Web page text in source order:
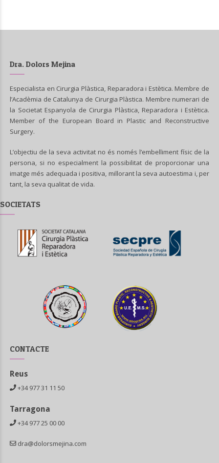
Dra. Dolors Mejina
Especialista en Cirurgia Plàstica, Reparadora i Estètica. Membre de
l’Acadèmia de Catalunya de Cirurgia Plàstica. Membre numerari de
la Societat Espanyola de Cirurgia Plàstica, Reparadora i Estètica.
Member of the European Board in Plastic and Reconstructive
Surgery.
L’objectiu de la seva activitat no és només l’embelliment físic de la
persona, si no especialment la possibilitat de proporcionar una
imatge més adequada i positiva, millorant la seva autoestima i, per
tant, la seva qualitat de vida.
SOCIETATS
CONTACTE
Reus
+34 977 31 11 50
Tarragona
+34 977 25 00 00
dra@dolorsmejina.com